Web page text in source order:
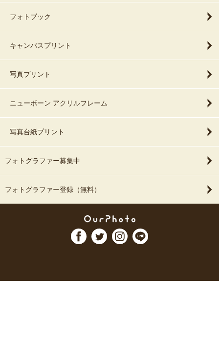
フォトブック
キャンバスプリント
写真プリント
ニューボーン アクリルフレーム
写真台紙プリント
フォトグラファー募集中
フォトグラファー登録（無料）